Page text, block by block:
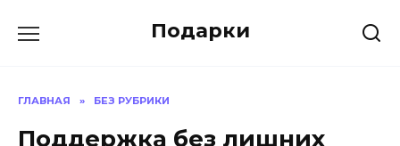
Подарки
ГЛАВНАЯ » БЕЗ РУБРИКИ
Поддержка без лишних